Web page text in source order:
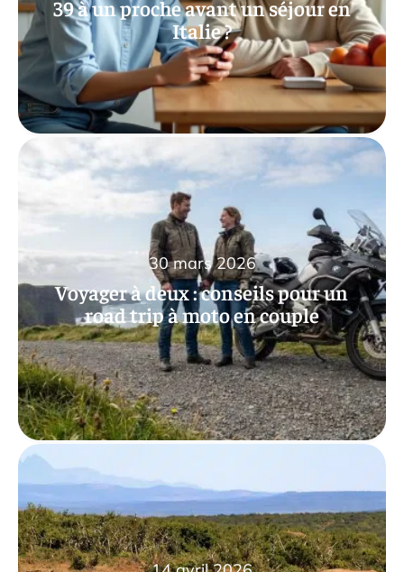
39 à un proche avant un séjour en
Italie ?
Voyager à deux : conseils pour un
road trip à moto en couple
30 mars 2026